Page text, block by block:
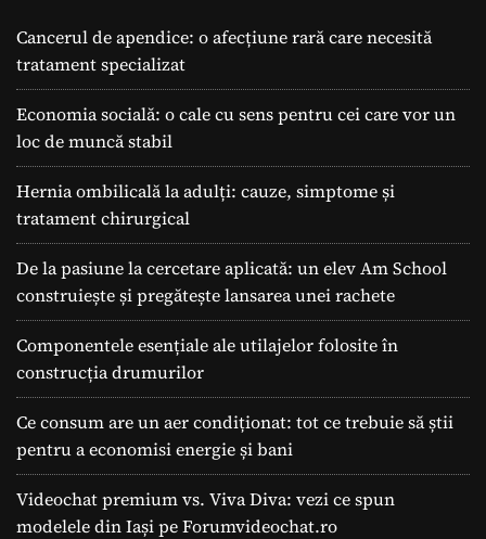
Cancerul de apendice: o afecțiune rară care necesită
tratament specializat
Economia socială: o cale cu sens pentru cei care vor un
loc de muncă stabil
Hernia ombilicală la adulți: cauze, simptome și
tratament chirurgical
De la pasiune la cercetare aplicată: un elev Am School
construiește și pregătește lansarea unei rachete
Componentele esențiale ale utilajelor folosite în
construcția drumurilor
Ce consum are un aer condiționat: tot ce trebuie să știi
pentru a economisi energie și bani
Videochat premium vs. Viva Diva: vezi ce spun
modelele din Iași pe Forumvideochat.ro